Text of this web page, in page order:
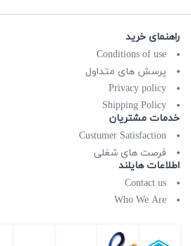
راهنمای خرید
Conditions of use
پرسش های متداول
Privacy policy
Shipping Policy
خدمات مشتریان
Custumer Satisfaction
فرصت های شغلی
اطلاعات هایلند
Contact us
Who We Are